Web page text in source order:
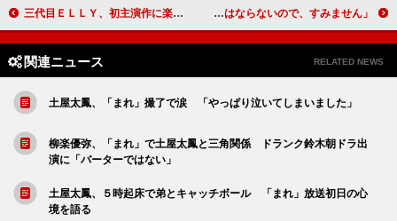
三代目ＥＬＬＹ、初主演作に楽曲を提供 「眠れなくて超やばかった」 倉科カナ、現代版三島由紀夫舞台出演 「愛人にはならないので、すみません」
関連ニュース RELATED NEWS
土屋太鳳、「まれ」撮了で涙 「やっぱり泣いてしまいました」
柳楽優弥、「まれ」で土屋太鳳と三角関係 ドランク鈴木朝ドラ出
演に「バーターではない」
土屋太鳳、５時起床で弟とキャッチボール 「まれ」放送初日の心
境を語る